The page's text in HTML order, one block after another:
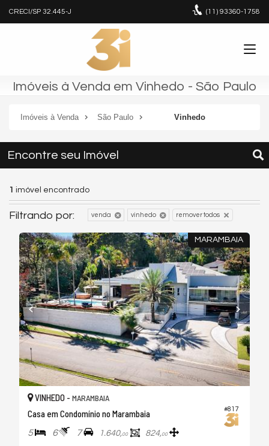
CRECI/SP 32.445-J (11) 93360-1758
Imóveis à Venda em Vinhedo - São Paulo
Imóveis à Venda São Paulo Vinhedo
Encontre seu Imóvel
1 imóvel encontrado
Filtrando por: venda vinhedo remover todos
MARAMBAIA
#817
VINHEDO - MARAMBAIA
Casa em Condomínio no Marambaia
5 6 7 1.640,00 824,00